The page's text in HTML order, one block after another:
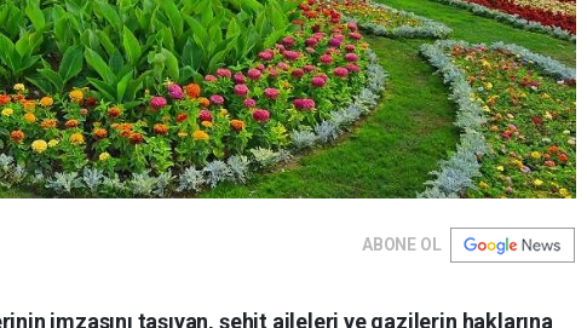
ABONE OL
imzasını taşıyan, şehit aileleri ve gazilerin haklarına